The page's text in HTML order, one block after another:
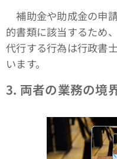
補助金や助成金の申
的書類に該当するため
代行する行為は行政書
います。
3. 両者の業務の境